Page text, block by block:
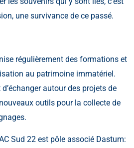
une survivance de ce passé.
régulièrement des formations et
au patrimoine immatériel.
autour des projets de
outils pour la collecte de
Sud 22 est pôle associé Dastum: